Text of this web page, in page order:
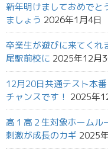
新年明けましておめでと
ましょう 2026年1月4日
卒業生が遊びに来てくれ
尾駅前校に 2025年12月
12月20日共通テスト本
チャンスです！ 2025年
高１高２生対象ホームル
刺激が成長のカギ 2025